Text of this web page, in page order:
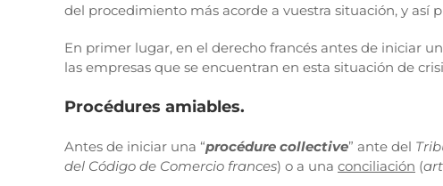
del procedimiento más acorde a vuestra situación, y así
En primer lugar, en el derecho francés antes de iniciar un
las empresas que se encuentran en esta situación de
Procédures amiables.
Antes de iniciar una “procédure collective” ante del
del Código de Comercio frances) o a una conciliación (